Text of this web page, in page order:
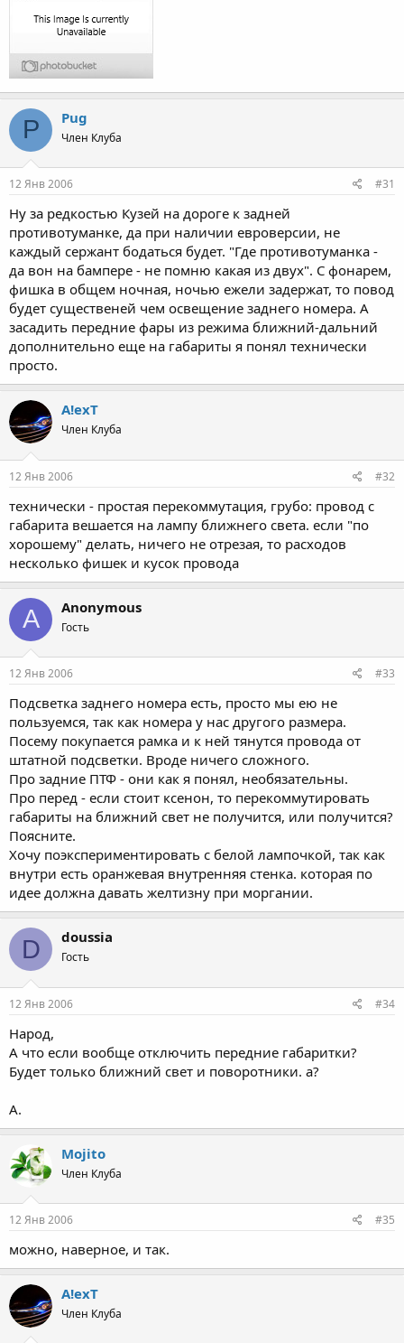
P Pug
Член Клуба
12 Янв 2006 #31
Ну за редкостью Кузей на дороге к задней
противотуманке, да при наличии евроверсии, не
каждый сержант бодаться будет. "Где противотуманка -
да вон на бампере - не помню какая из двух". С фонарем,
фишка в общем ночная, ночью ежели задержат, то повод
будет существеней чем освещение заднего номера. А
засадить передние фары из режима ближний-дальний
дополнительно еще на габариты я понял технически
просто.
A!exT
Член Клуба
12 Янв 2006 #32
технически - простая перекоммутация, грубо: провод с
габарита вешается на лампу ближнего света. если "по
хорошему" делать, ничего не отрезая, то расходов
несколько фишек и кусок провода
A Anonymous
Гость
12 Янв 2006 #33
Подсветка заднего номера есть, просто мы ею не
пользуемся, так как номера у нас другого размера.
Посему покупается рамка и к ней тянутся провода от
штатной подсветки. Вроде ничего сложного.
Про задние ПТФ - они как я понял, необязательны.
Про перед - если стоит ксенон, то перекоммутировать
габариты на ближний свет не получится, или получится?
Поясните.
Хочу поэкспериментировать с белой лампочкой, так как
внутри есть оранжевая внутренняя стенка. которая по
идее должна давать желтизну при моргании.
D doussia
Гость
12 Янв 2006 #34
Народ,
А что если вообще отключить передние габаритки?
Будет только ближний свет и поворотники. а?
А.
Mojito
Член Клуба
12 Янв 2006 #35
можно, наверное, и так.
A!exT
Член Клуба